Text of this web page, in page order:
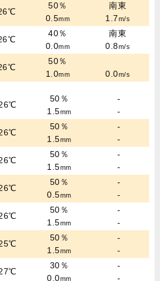
50％
0.5mm
南東
1.7m/s
40％
0.0mm
南東
0.8m/s
50％
1.0mm 0.0m/s
50％
1.5mm
-
-
50％
1.5mm
-
-
50％
1.5mm
-
-
50％
0.5mm
-
-
50％
1.5mm
-
-
50％
1.5mm
-
-
30％
0.0mm
-
-